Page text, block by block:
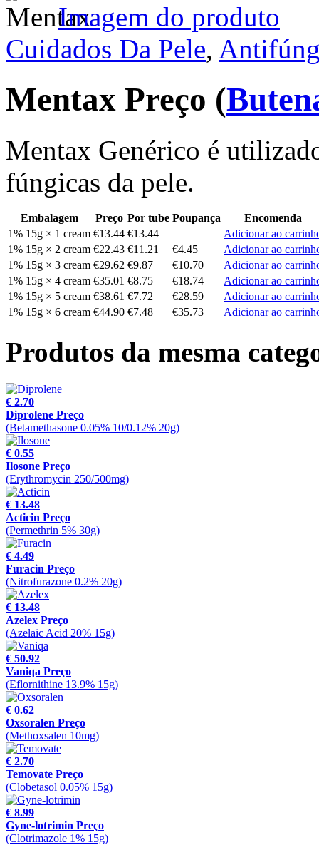
Imagem do produto
Cuidados Da Pele,
Mentax Preço (
Mentax Genérico é
fúngicas da pele.
Embalagem Preço Por tube Poupança
Encomenda
1% 15g × 1 cream €13.44 €13.44
Adicionar ao
1% 15g × 2 cream €22.43 €11.21 €4.45
Adicionar ao
1% 15g × 3 cream €29.62 €9.87 €10.70
Adicionar ao
1% 15g × 4 cream €35.01 €8.75 €18.74
Adicionar ao
1% 15g × 5 cream €38.61 €7.72 €28.59
Adicionar ao
1% 15g × 6 cream €44.90 €7.48 €35.73 Adicionar ao
Produtos da mesma
€ 2.70
Diprolene Preço
(Betamethasone 0.05% 10/0.12% 20g)
€ 0.55
Ilosone Preço
(Erythromycin 250/500mg)
€ 13.48
Acticin Preço
(Permethrin 5% 30g)
€ 4.49
Furacin Preço
(Nitrofurazone 0.2% 20g)
€ 13.48
Azelex Preço
(Azelaic Acid 20% 15g)
€ 50.92
Vaniqa Preço
(Eflornithine 13.9% 15g)
€ 0.62
Oxsoralen Preço
(Methoxsalen 10mg)
€ 2.70
Temovate Preço
(Clobetasol 0.05% 15g)
€ 8.99
Gyne-lotrimin Preço
(Clotrimazole 1% 15g)